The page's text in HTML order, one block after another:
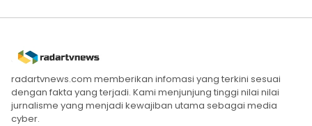
radartvnews.com memberikan infomasi yang terkini sesuai
dengan fakta yang terjadi. Kami menjunjung tinggi nilai nilai
jurnalisme yang menjadi kewajiban utama sebagai media
cyber.